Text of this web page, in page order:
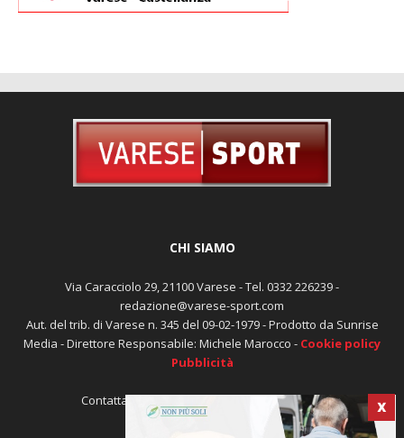
X
CHI SIAMO
Via Caracciolo 29, 21100 Varese - Tel. 0332 226239 -
redazione@varese-sport.com
Aut. del trib. di Varese n. 345 del 09-02-1979 - Prodotto da Sunrise
Media - Direttore Responsabile: Michele Marocco - Cookie policy
Pubblicità
Contattaci:redazione@varese-sport.com